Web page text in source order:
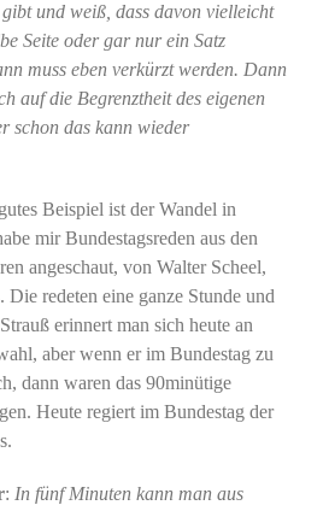
und weiß, dass davon vielleicht
Seite oder gar nur ein Satz
muss eben verkürzt werden. Dann
auf die Begrenztheit des eigenen
schon das kann wieder
Beispiel ist der Wandel in
mir Bundestagsreden aus den
angeschaut, von Walter Scheel,
Die redeten eine ganze Stunde und
erinnert man sich heute an
aber wenn er im Bundestag zu
dann waren das 90minütige
Heute regiert im Bundestag der
: In fünf Minuten kann man aus